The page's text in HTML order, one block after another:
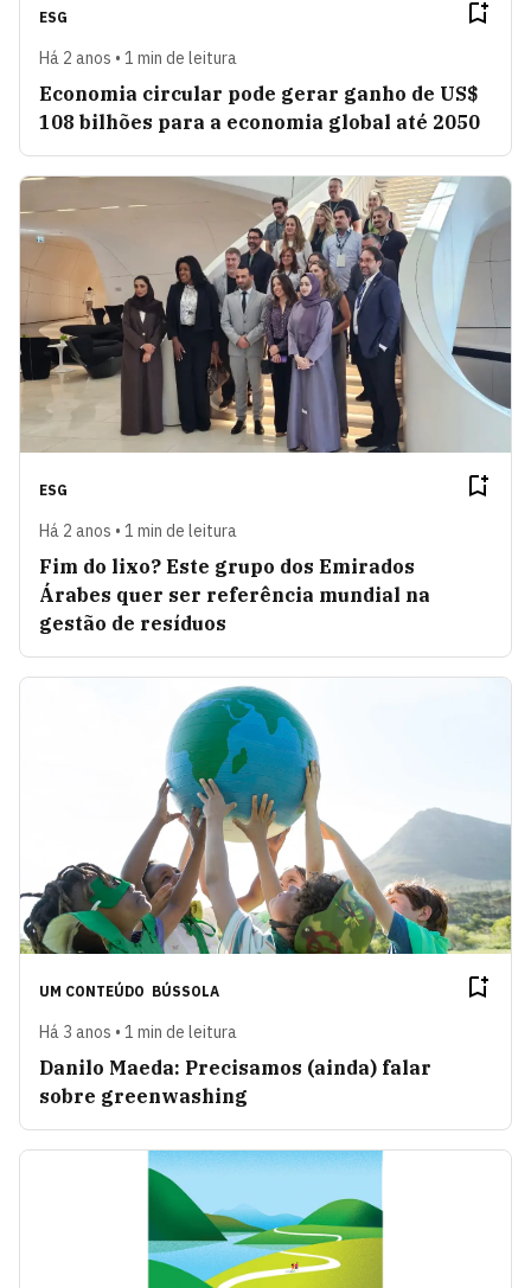
ESG
Há 2 anos • 1 min de leitura
Economia circular pode gerar ganho de US$
108 bilhões para a economia global até 2050
ESG
Há 2 anos • 1 min de leitura
Fim do lixo? Este grupo dos Emirados
Árabes quer ser referência mundial na
gestão de resíduos
UM CONTEÚDO BÚSSOLA
Há 3 anos • 1 min de leitura
Danilo Maeda: Precisamos (ainda) falar
sobre greenwashing